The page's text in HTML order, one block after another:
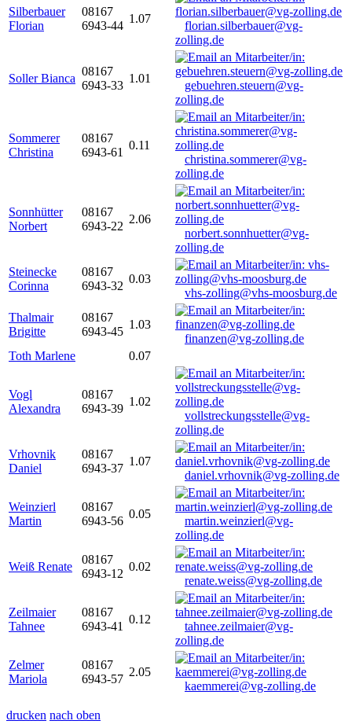
Silberbauer
Florian
08167
6943-44
1.07
florian.silberbauer@vg-
zolling.de
Soller Bianca
08167
6943-33
1.01
gebuehren.steuern@vg-
zolling.de
Sommerer
Christina
08167
6943-61
0.11
christina.sommerer@vg-
zolling.de
Sonnhütter
Norbert
08167
6943-22
2.06
norbert.sonnhuetter@vg-
zolling.de
Steinecke
Corinna
08167
6943-32
0.03
vhs-zolling@vhs-moosburg.de
Thalmair
Brigitte
08167
6943-45
1.03
finanzen@vg-zolling.de
Toth Marlene
0.07
Vogl
Alexandra
08167
6943-39
1.02
vollstreckungsstelle@vg-
zolling.de
Vrhovnik
Daniel
08167
6943-37
1.07
daniel.vrhovnik@vg-zolling.de
Weinzierl
Martin
08167
6943-56
0.05
martin.weinzierl@vg-
zolling.de
Weiß Renate
08167
6943-12
0.02
renate.weiss@vg-zolling.de
Zeilmaier
Tahnee
08167
6943-41
0.12
tahnee.zeilmaier@vg-
zolling.de
Zelmer
Mariola
08167
6943-57
2.05
kaemmerei@vg-zolling.de
drucken nach oben